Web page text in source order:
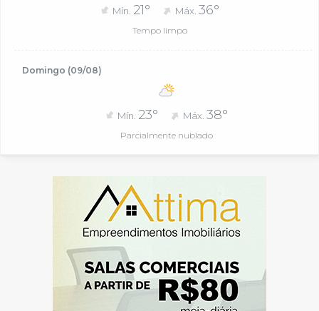
Mín. 21° Máx. 36°
Tempo limpo
Domingo (09/08)
Mín. 23° Máx.38°
Parcialmente nublado